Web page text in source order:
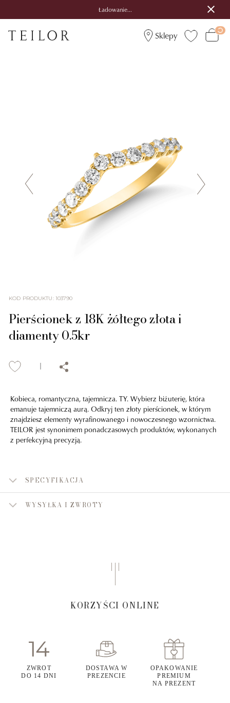
Ładowanie...
Sklepy
KOD PRODUKTU: 103790
Pierścionek z 18K żółtego złota i
diamenty 0.5kr
Kobieca, romantyczna, tajemnicza. TY. Wybierz biżuterię, która
emanuje tajemniczą aurą. Odkryj ten złoty pierścionek, w którym
znajdziesz elementy wyrafinowanego i nowoczesnego wzornictwa.
TEILOR jest synonimem ponadczasowych produktów, wykonanych
z perfekcyjną precyzją.
SPECYFIKACJA
WYSYŁKA I ZWROTY
KORZYŚCI ONLINE
ZWROT
DO 14 DNI
DOSTAWA W
PREZENCIE
OPAKOWANIE
PREMIUM
NA PREZENT